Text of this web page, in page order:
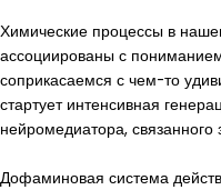
Химические процессы в
ассоциированы с
соприкасаемся с чем-то
стартует интенсивная
нейромедиатора, связанного
Дофаминовая система